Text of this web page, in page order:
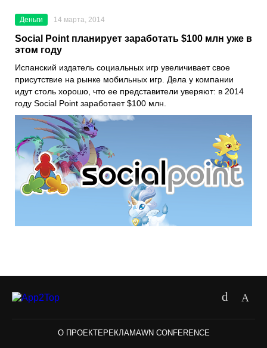
Деньги 14 марта, 2014
Social Point планирует заработать $100 млн уже в
этом году
Испанский издатель социальных игр увеличивает свое
присутствие на рынке мобильных игр. Дела у компании
идут столь хорошо, что ее представители уверяют: в 2014
году Social Point заработает $100 млн.
О ПРОЕКТЕРЕКЛАМАWN CONFERENCE